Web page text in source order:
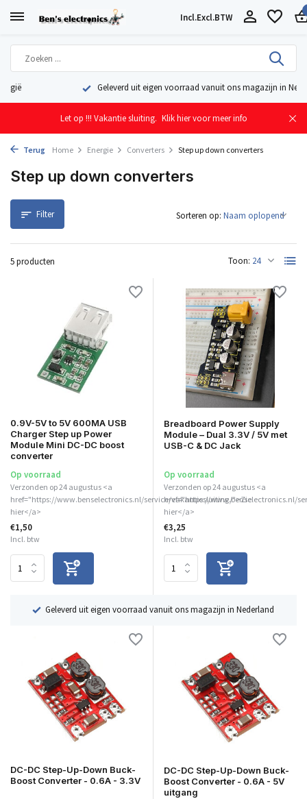
Incl.Excl.BTW
Geleverd uit eigen voorraad vanuit ons magazijn in Nederland
Let op !!! Vakantie sluiting. Klik hier voor meer info
Terug Home Energie Converters Step up down converters
Step up down converters
Filter
5 producten Toon:
Sorteren op:
0.9V-5V to 5V 600MA USB
Charger Step up Power
Module Mini DC-DC boost
converter
Op voorraad
Verzonden op 24 augustus <a
href="https://www.benselectronics.nl/service/vakantiesluiting/">Zie
hier</a>
€1,50
Incl. btw
Breadboard Power Supply
Module – Dual 3.3V / 5V met
USB-C & DC Jack
Op voorraad
Verzonden op 24 augustus <a
href="https://www.benselectronics.nl/
hier</a>
€3,25
Incl. btw
Geleverd uit eigen voorraad vanuit ons magazijn in Nederland
DC-DC Step-Up-Down Buck-
Boost Converter - 0.6A - 3.3V
DC-DC Step-Up-Down Buck-
Boost Converter - 0.6A - 5V
uitgang